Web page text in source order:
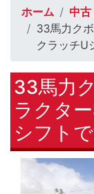
ホーム 中古
33馬力ク
クラッチU
33馬力
ラクタ
シフトで